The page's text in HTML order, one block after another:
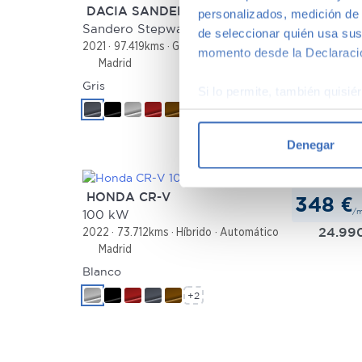
personalizados, medición
de seleccionar quién usa
momento desde la
Si lo permite, también
Recopilar
Obtenga más información
Las cookies de este sitio
y analizar el tráfico.
redes sociales, publicidad
que hayan recopilado a
Denegar
DACIA SANDERO
Sandero Stepway Essential TCe 67 kW (90 CV)
2021 97.419kms Gasolina
Manual
Madrid
165 €
Gris
+2
HONDA CR-V
100 kW
2022 73.712kms Híbrido
Automático
Madrid
348 €/
Blanco
+2